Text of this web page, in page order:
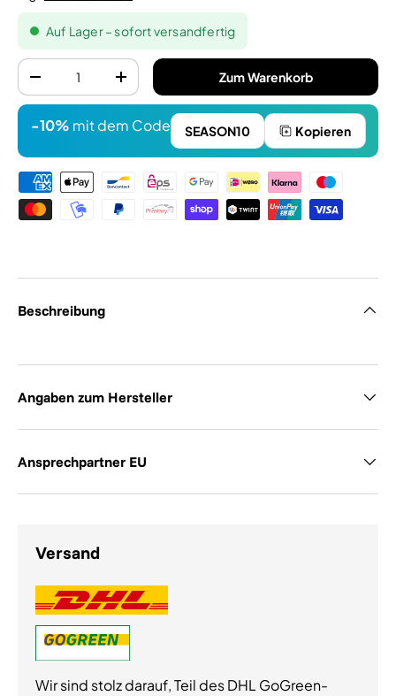
Auf Lager – sofort versandfertig
Anzahl
-
+ Zum Warenkorb
-10% mit dem Code SEASON10 Kopieren
Zahlungsmethoden
Beschreibung
Angaben zum Hersteller
Ansprechpartner EU
Versand
Wir sind stolz darauf, Teil des DHL GoGreen-